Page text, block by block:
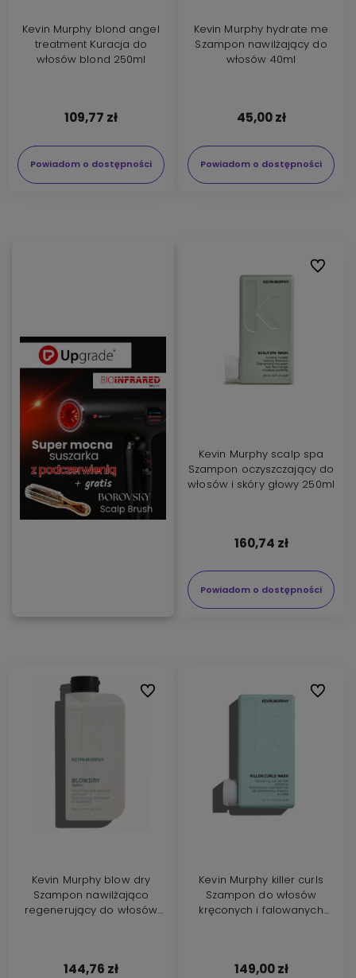
Kevin Murphy blond angel
treatment Kuracja do
włosów blond 250ml
109,77 zł
Powiadom o dostępności
Kevin Murphy hydrate me
Szampon nawilżający do
włosów 40ml
45,00 zł
Powiadom o dostępności
Kevin Murphy scalp spa
Szampon oczyszczający do
włosów i skóry głowy 250ml
160,74 zł
Powiadom o dostępności
Do
Kevin Murphy blow dry
Szampon nawilżająco
regenerujący do włosów
144,76 zł
Do ulubionych
Kevin Murphy killer curls
Szampon do włosów
kręconych i falowanych
149,00 zł
Do